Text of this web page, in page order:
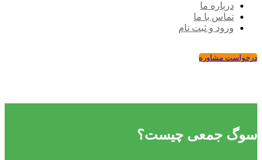
درباره ما
تماس با ما
ورود و ثبت نام
درخواست مشاوره
سوگ جمعی چیست؟